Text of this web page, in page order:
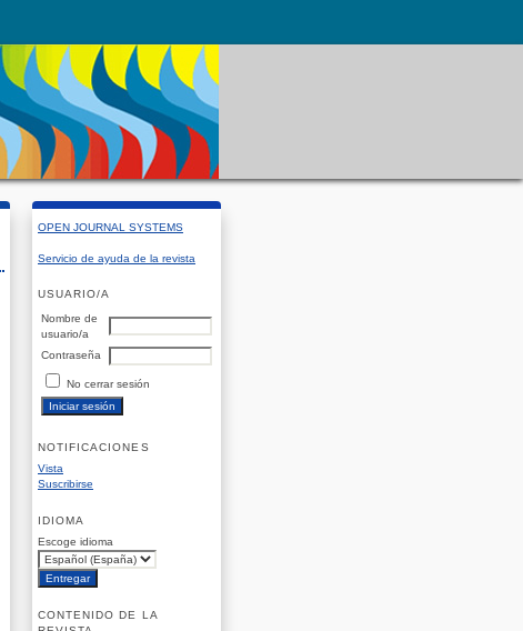
OPEN JOURNAL SYSTEMS
Servicio de ayuda de la revista
USUARIO/A
Nombre de
usuario/a
Contraseña
No cerrar sesión
NOTIFICACIONES
Vista
Suscribirse
IDIOMA
Escoge idioma
CONTENIDO DE LA